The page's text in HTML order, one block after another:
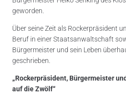
geworden.
Über seine Zeit als Rockerpräsident
Beruf in einer Staatsanwaltschaft
Bürgermeister und sein Leben
geschrieben.
„Rockerpräsident, Bürgermeister
auf die Zwölf“